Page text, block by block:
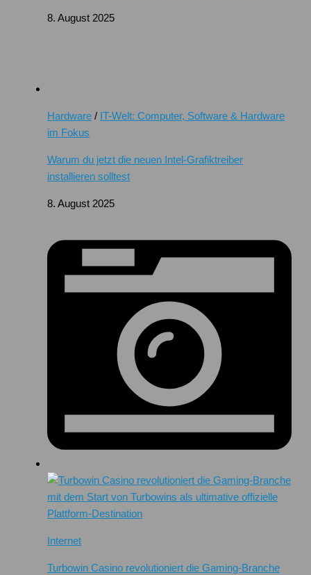
8. August 2025
Hardware / IT-Welt: Computer, Software & Hardware
im Fokus
Warum du jetzt die neuen Intel-Grafiktreiber
installieren solltest
8. August 2025
Internet
Turbowin Casino revolutioniert die Gaming-Branche